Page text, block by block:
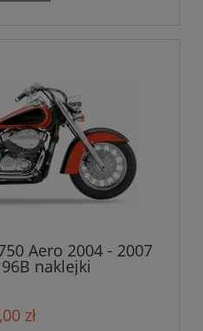
Aero 2004 - 2007
naklejki
zł